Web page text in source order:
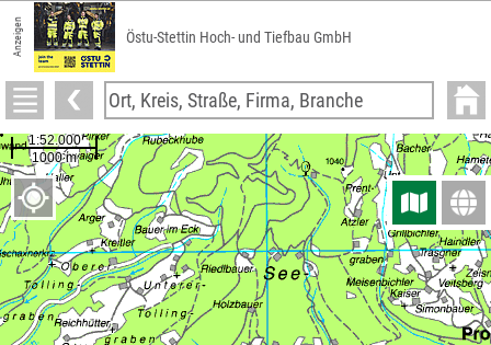
Anzeigen Östu-Stettin Hoch- und Tiefbau GmbH